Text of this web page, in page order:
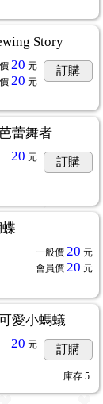
Story
20 元
20 元
訂購
蕾舞者
20 元 訂購
一般價 20 元
會員價 20 元
愛小螞蟻
20 元 訂購
庫存 5